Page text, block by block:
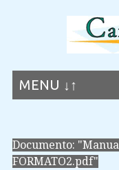
MENU ↓↑
Documento:
FORMATO2.pdf"